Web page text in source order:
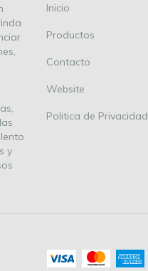
y
Inicio
Productos
Contacto
Website
Politica de Privacidad